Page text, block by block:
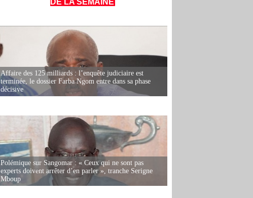
DE LA SEMAINE
Affaire des 125 milliards : l’enquête judiciaire est
terminée, le dossier Farba Ngom entre dans sa phase
décisive
Polémique sur Sangomar : « Ceux qui ne sont pas
experts doivent arrêter d’en parler », tranche Serigne
Mboup